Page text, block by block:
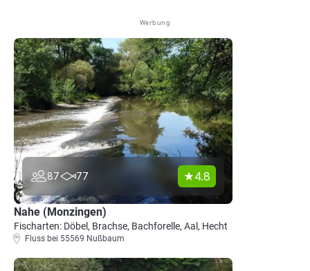
Werbung
87 77 4.8
Nahe (Monzingen)
Fischarten: Döbel, Brachse, Bachforelle, Aal, Hecht
Fluss bei 55569 Nußbaum